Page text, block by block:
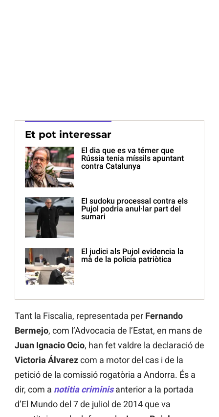
Et pot interessar
El dia que es va témer que
Rússia tenia míssils apuntant
contra Catalunya
El sudoku processal contra els
Pujol podria anul·lar part del
sumari
El judici als Pujol evidencia la
mà de la policia patriòtica
Tant la Fiscalia, representada per Fernando
Bermejo, com l’Advocacia de l’Estat, en mans de
Juan Ignacio Ocio, han fet valdre la declaració de
Victoria Álvarezcom a motor del cas i de la
petició de la comissió rogatòria a Andorra. És a
dir, com a notitia criminis anterior a la portada
d’El Mundo del 7 de juliol de 2014 que va